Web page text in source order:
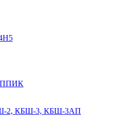
2, КБШ-3, КБШ-3АП